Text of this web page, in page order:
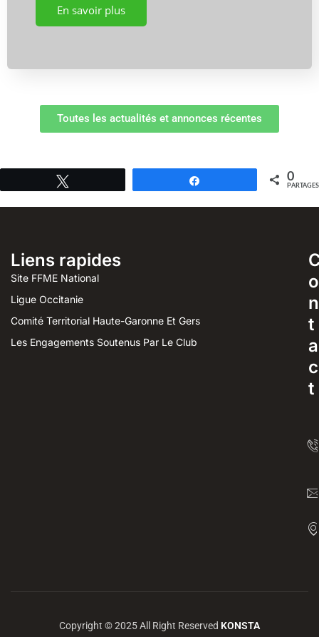
En savoir plus
Toutes les actualités et annonces récentes
0
PARTAGES
Liens rapides
Site FFME National
Ligue Occitanie
Comité Territorial Haute-Garonne Et Gers
Les Engagements Soutenus Par Le Club
o
n
t
a
c
t
Copyright © 2025 All Right Reserved KONSTA